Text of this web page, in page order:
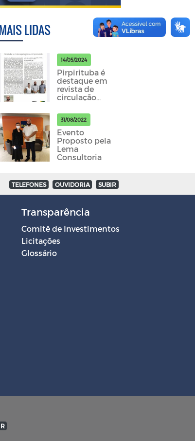
LIDAS
14/05/2024
Pirpirituba é
destaque em
revista de
circulação
gestão
previdenciária.
31/08/2022
Evento
Proposto pela
Lema
Consultoria
TELEFONES OUVIDORIA SUBIR
Transparência
Comitê de Investimentos
Licitações
Glossário